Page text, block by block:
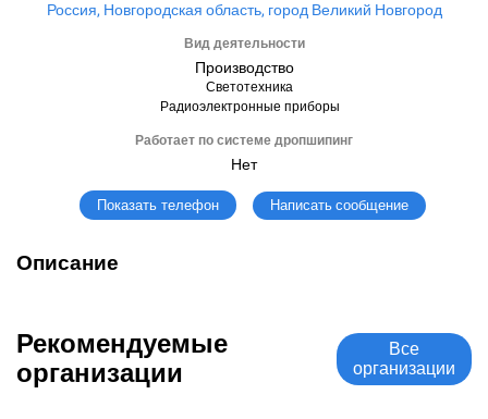
Россия, Новгородская область, город Великий Новгород
Вид деятельности
Производство
Светотехника
Радиоэлектронные приборы
Работает по системе дропшипинг
Нет
Показать телефон Написать сообщение
Описание
Рекомендуемые
организации
Все
организации